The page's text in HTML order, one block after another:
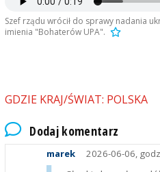
Szef rządu wrócił do sprawy nadania
imienia "Bohaterów UPA".
GDZIE KRAJ/ŚWIAT: POLSKA
Dodaj komentarz
marek 2026-06-06,